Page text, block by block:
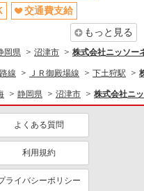
交通費支給
もっと見る
岡県 沼津市 株式会社ニッソー
線 ＪＲ御殿場線 下土狩駅
静岡県 沼津市 株式会社ニ
よくある質問
利用規約
ライバシーポリシー